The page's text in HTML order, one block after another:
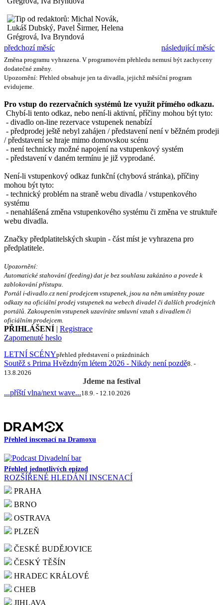
předchozí měsíc následující měsíc
Změna programu vyhrazena. V programovém přehledu nemusí být zachyceny
dodatečné změny.
Upozornění: Přehled obsahuje jen ta divadla, jejichž měsíční program
evidujeme.
Pro vstup do rezervačních systémů lze využít přímého odkazu.
Chybí-li tento odkaz, nebo není-li aktivní, příčiny mohou být tyto:
- divadlo on-line rezervace vstupenek nenabízí
- předprodej ještě nebyl zahájen / představení není v běžném prodeji
/ představení se hraje mimo domovskou scénu
- není technicky možné napojení na vstupenkový systém
- představení v daném termínu je již vyprodané.
Není-li vstupenkový odkaz funkční (chybová stránka), příčiny
mohou být tyto:
- technický problém na straně webu divadla / vstupenkového
systému
- nenahlášená změna vstupenkového systému či změna ve struktuře
webu divadla.
Značky předplatitelských skupin - část míst je vyhrazena pro
předplatitele.
Upozornění:
Automatické stahování (feeding) dat je bez souhlasu zakázáno a povede k
zablokování přístupu.
Portál i-divadlo.cz není prodejcem vstupenek, jsou na něm umístěny pouze
odkazy na oficiální prodej vstupenek na webech divadel či dalších prodejních
portálů. Zakoupením vstupenek uzavíráte smluvní vztah s divadlem či
oficiálním prodejcem.
PŘIHLÁŠENÍ | Registrace
Zapomenuté heslo
LETNÍ SCÉNYpřehled představení o prázdninách
Soutěž s Prima Hvězdným létem 2026 - Nikdy není pozdě8. -
13.8.2026
Jdeme na festival
...příští vlna/next wave...18.9. - 12.10.2026
Přehled inscenací na Dramoxu
Přehled jednotlivých epizod
ROZŠÍŘENÉ HLEDÁNÍ INSCENACÍ
PRAHA
BRNO
OSTRAVA
PLZEŇ
ČESKÉ BUDĚJOVICE
ČESKÝ TĚŠÍN
HRADEC KRÁLOVÉ
CHEB
JIHLAVA